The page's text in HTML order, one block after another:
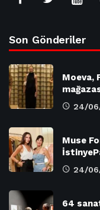
Son Gönderiler
Moeva,
24/
Muse
24/
64